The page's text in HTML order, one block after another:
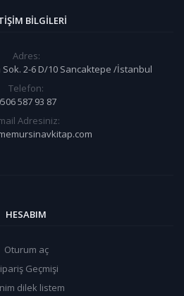
BILGILERI
Adres:
2-6 D/10 Sancaktepe /İstanbul
Telefon:
587 93 87
Adresiniz:
HESABIM
Oturum aç
Geçmişi
dilek listem